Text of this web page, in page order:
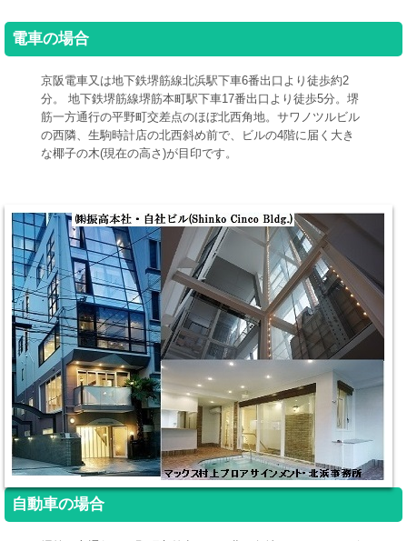
電車の場合
京阪電車又は地下鉄堺筋線北浜駅下車6番出口より徒歩約2
分。 地下鉄堺筋線堺筋本町駅下車17番出口より徒歩5分。堺
筋一方通行の平野町交差点のほぼ北西角地。サワノツルビル
の西隣、生駒時計店の北西斜め前で、ビルの4階に届く大き
な椰子の木(現在の高さ)が目印です。
自動車の場合